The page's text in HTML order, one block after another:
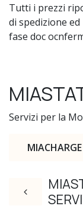
Tutti i prezzi
di spedizione
fase doc
Servizi per la
MIACHARGE